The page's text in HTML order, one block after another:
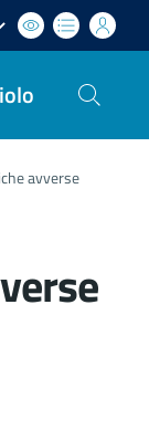
avverse